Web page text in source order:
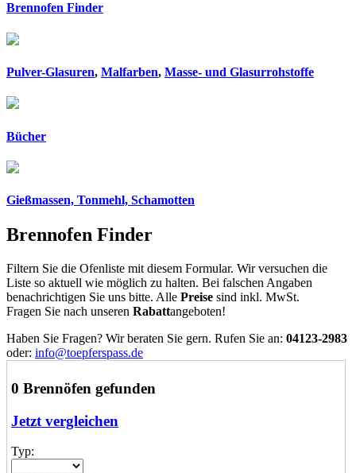
Brennofen Finder
Pulver-Glasuren, Malfarben, Masse- und Glasurrohstoffe
Bücher
Gießmassen, Tonmehl, Schamotten
Brennofen Finder
Filtern Sie die Ofenliste mit diesem Formular. Wir versuchen die
Liste so aktuell wie möglich zu halten. Bei falschen Angaben
benachrichtigen Sie uns bitte. Alle Preise sind inkl. MwSt.
Fragen Sie nach unseren Rabattangeboten!
Haben Sie Fragen? Wir beraten Sie gern. Rufen Sie an: 04123-2983
oder: info@toepferspass.de
0 Brennöfen gefunden
Jetzt vergleichen
Typ: